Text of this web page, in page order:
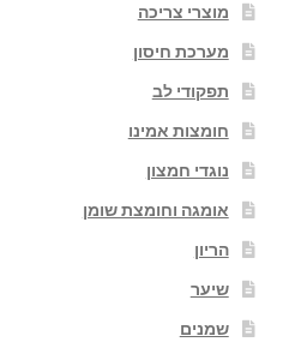
מוצרי צריכה
מערכת חיסון
תפקודי לב
חומצות אמינו
נוגדי חמצון
אומגה וחומצת שומן
הריון
שיער
שמנים